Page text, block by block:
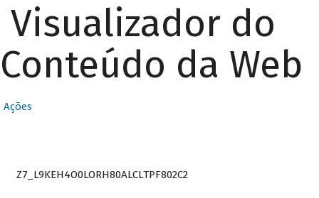
Visualizador do
Conteúdo da Web
Ações
Z7_L9KEH4O0LORH80ALCLTPF802C2